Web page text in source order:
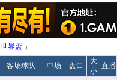
世界盃 」
客场球队 中场 盘口
大
小
直播